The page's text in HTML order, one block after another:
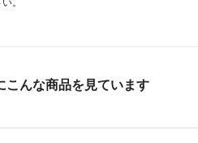
こんな商品を見ています